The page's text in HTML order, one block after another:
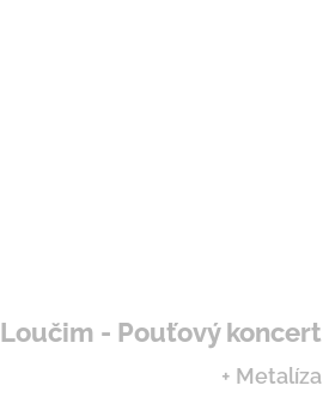
Loučim - Pouťový koncert
+ Metalíza